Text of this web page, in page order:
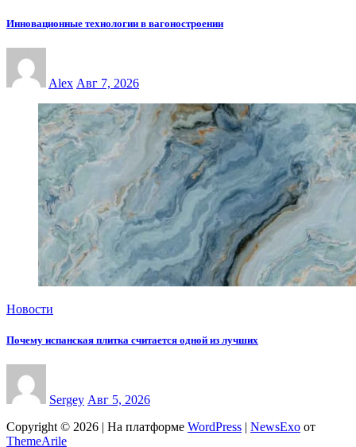
Инновационные технологии в вагоностроении
Alex Авг 7, 2026
Новости
Почему испанская плитка считается одной из лучших
Sergey Авг 5, 2026
Copyright © 2026 | На платформе WordPress NewsExo от
ThemeArile